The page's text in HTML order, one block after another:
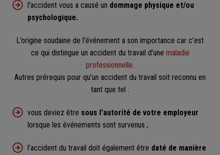
l'accident vous a causé un dommage physique et/ou
psychologique.
L’origine soudaine de l’événement a son importance car c’est
ce qui distingue un accident du travail d’une maladie
professionnelle.
Autres prérequis pour qu’un accident du travail soit reconnu en
tant que tel :
vous deviez être sous l'autorité de votre employeur
lorsque les événements sont survenus ;
l’accident du travail doit également être daté de manière